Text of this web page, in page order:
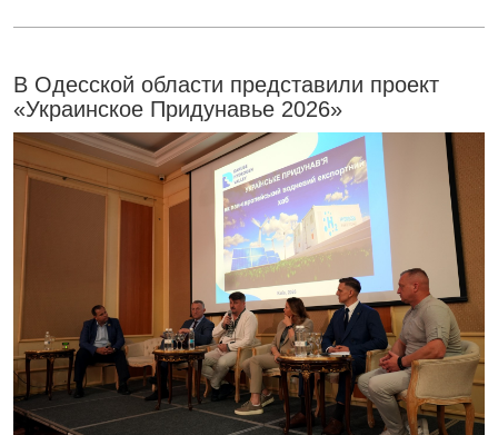
В Одесской области представили проект
«Украинское Придунавье 2026»